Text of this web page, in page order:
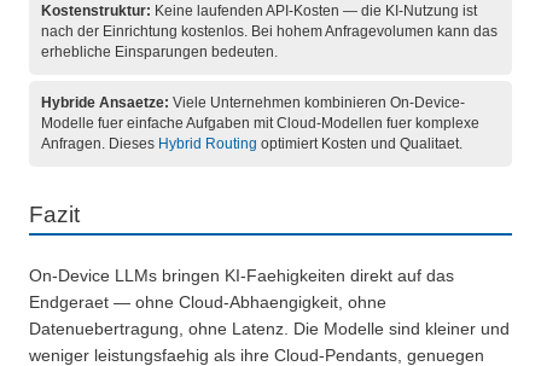
Kostenstruktur: Keine laufenden API-Kosten — die KI-Nutzung ist
nach der Einrichtung kostenlos. Bei hohem Anfragevolumen kann das
erhebliche Einsparungen bedeuten.
Hybride Ansaetze: Viele Unternehmen kombinieren On-Device-
Modelle fuer einfache Aufgaben mit Cloud-Modellen fuer komplexe
Anfragen. Dieses Hybrid Routing optimiert Kosten und Qualitaet.
Fazit
On-Device LLMs bringen KI-Faehigkeiten direkt auf das
Endgeraet — ohne Cloud-Abhaengigkeit, ohne
Datenuebertragung, ohne Latenz. Die Modelle sind kleiner und
weniger leistungsfaehig als ihre Cloud-Pendants, genuegen